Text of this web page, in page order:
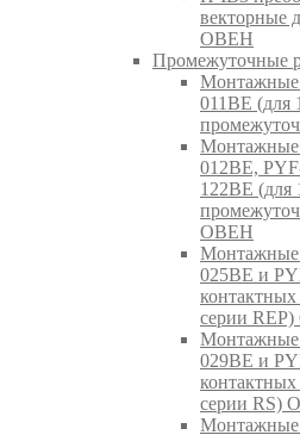
векторные
ОВЕН
Промежуточные
Монтажные
011BE (для
Монтажные
012BE,
122BE (для
ОВЕН
Монтажные
025BE и
серии
Монтажные
029BE и
серии RS)
Монтажные